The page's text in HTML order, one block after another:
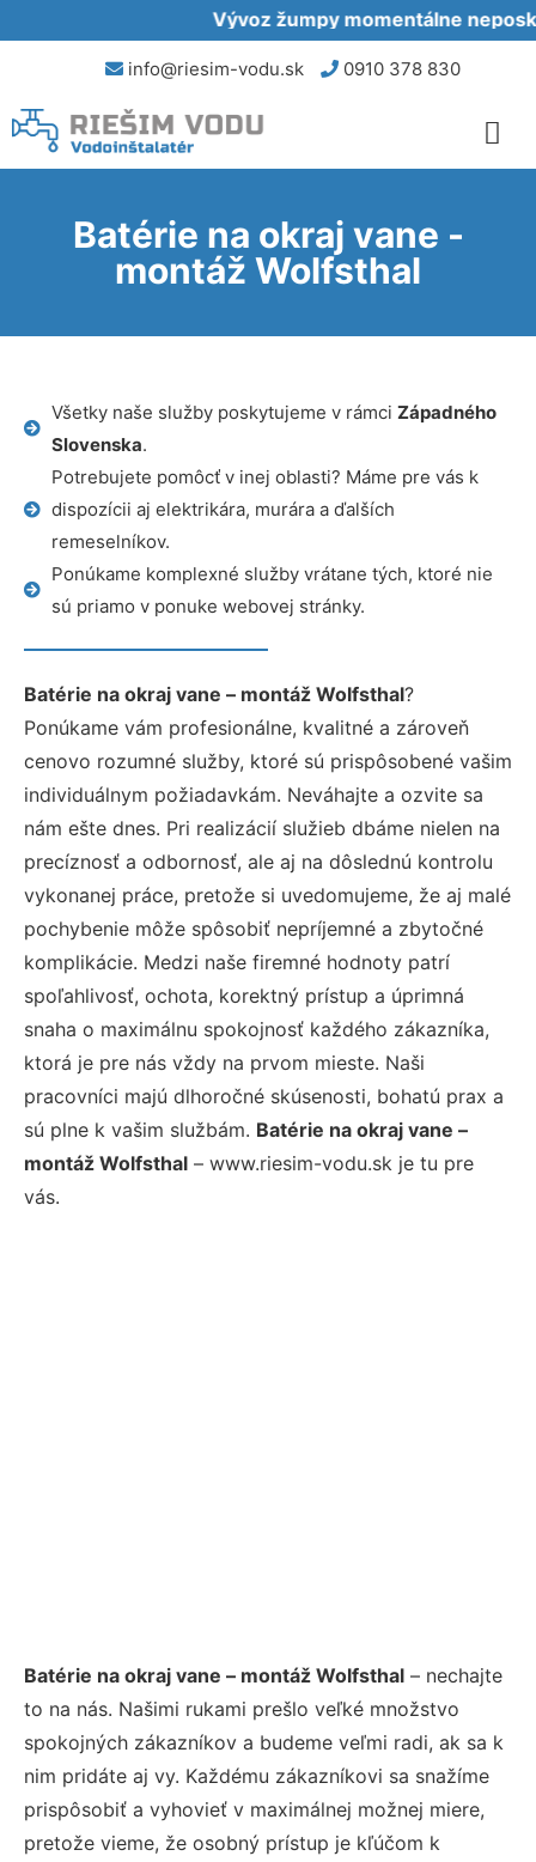
Vývoz žumpy momentálne
info@riesim-vodu.sk 0910 378 830
Batérie na okraj vane -
montáž Wolfsthal
Všetky naše služby poskytujeme v rámci Západného
Slovenska.
Potrebujete pomôcť v inej oblasti? Máme pre vás k
dispozícii aj elektrikára, murára a ďalších
remeselníkov.
Ponúkame komplexné služby vrátane tých, ktoré nie
sú priamo v ponuke webovej stránky.
Batérie na okraj vane – montáž Wolfsthal?
Ponúkame vám profesionálne, kvalitné a zároveň
cenovo rozumné služby, ktoré sú prispôsobené vašim
individuálnym požiadavkám. Neváhajte a ozvite sa
nám ešte dnes. Pri realizácií služieb dbáme nielen na
precíznosť a odbornosť, ale aj na dôslednú kontrolu
vykonanej práce, pretože si uvedomujeme, že aj malé
pochybenie môže spôsobiť nepríjemné a zbytočné
komplikácie. Medzi naše firemné hodnoty patrí
spoľahlivosť, ochota, korektný prístup a úprimná
snaha o maximálnu spokojnosť každého zákazníka,
ktorá je pre nás vždy na prvom mieste. Naši
pracovníci majú dlhoročné skúsenosti, bohatú prax a
sú plne k vašim službám. Batérie na okraj vane –
montáž Wolfsthal – www.riesim-vodu.sk je tu pre
vás.
Batérie na okraj vane – montáž Wolfsthal – nechajte
to na nás. Našimi rukami prešlo veľké množstvo
spokojných zákazníkov a budeme veľmi radi, ak sa k
nim pridáte aj vy. Každému zákazníkovi sa snažíme
prispôsobiť a vyhovieť v maximálnej možnej miere,
pretože vieme, že osobný prístup je kľúčom k